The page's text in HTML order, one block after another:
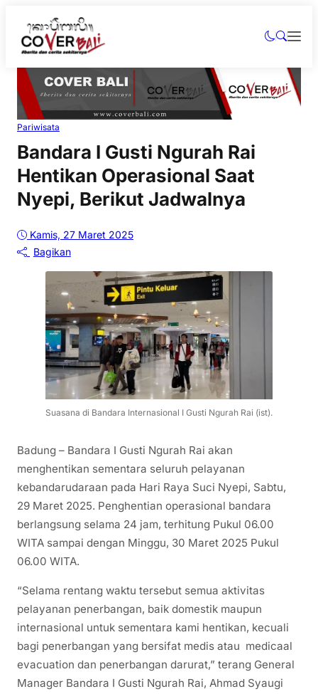
Pariwisata
Bandara I Gusti Ngurah Rai
Hentikan Operasional Saat
Nyepi, Berikut Jadwalnya
Kamis, 27 Maret 2025
Bagikan
Suasana di Bandara Internasional I Gusti Ngurah Rai (ist).
Badung – Bandara I Gusti Ngurah Rai akan
menghentikan sementara seluruh pelayanan
kebandarudaraan pada Hari Raya Suci Nyepi, Sabtu,
29 Maret 2025. Penghentian operasional bandara
berlangsung selama 24 jam, terhitung Pukul 06.00
WITA sampai dengan Minggu, 30 Maret 2025 Pukul
06.00 WITA.
“Selama rentang waktu tersebut semua aktivitas
pelayanan penerbangan, baik domestik maupun
internasional untuk sementara kami hentikan, kecuali
bagi penerbangan yang bersifat medis atau medicaal
evacuation dan penerbangan darurat,” terang General
Manager Bandara I Gusti Ngurah Rai, Ahmad Syaugi